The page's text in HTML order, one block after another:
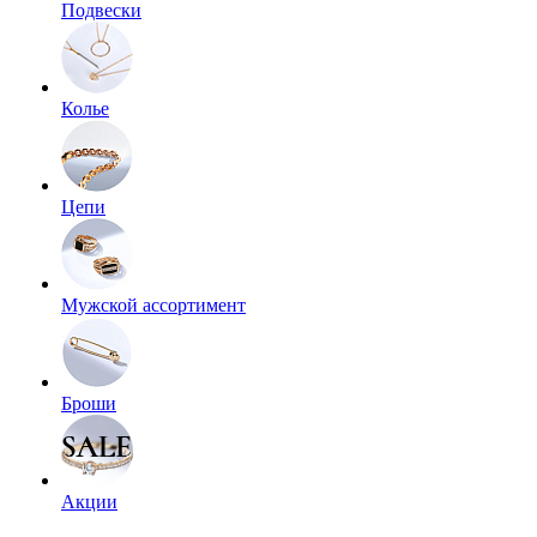
Подвески
Колье
Цепи
Мужской ассортимент
Броши
Акции